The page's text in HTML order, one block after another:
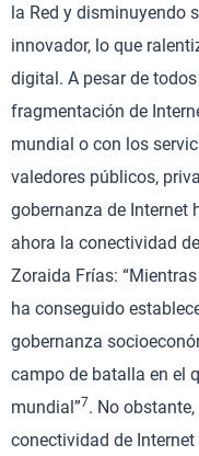
la Red y disminuyendo
innovador, lo que
digital. A pesar de
fragmentación de
mundial o con los
valedores públicos,
gobernanza de Internet
ahora la conectividad
Zoraida Frías:
ha conseguido
gobernanza
campo de batalla en el
mundial”7. No
conectividad de